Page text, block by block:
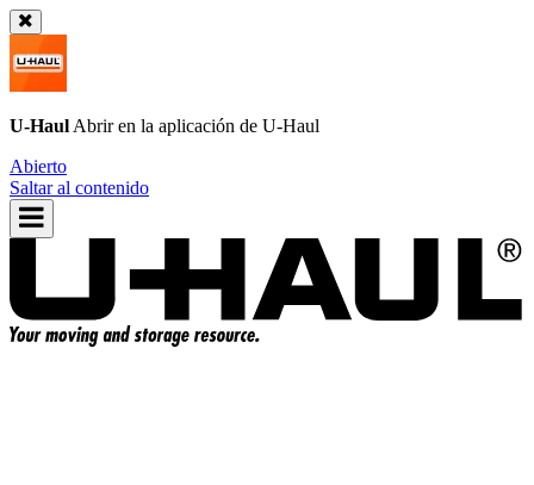
U-Haul Abrir en la aplicación de U-Haul
Abierto
Saltar al contenido